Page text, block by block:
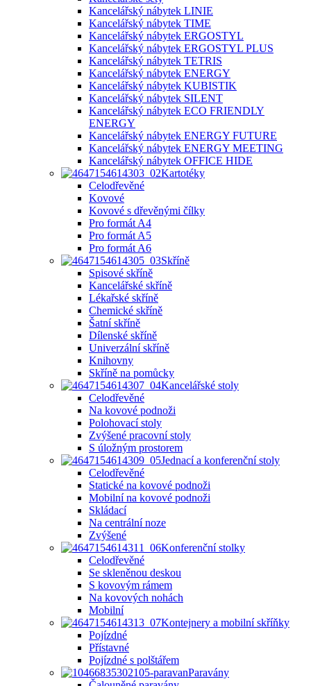
Kancelářský nábytek LINIE
Kancelářský nábytek TIME
Kancelářský nábytek ERGOSTYL
Kancelářský nábytek ERGOSTYL PLUS
Kancelářský nábytek TETRIS
Kancelářský nábytek ENERGY
Kancelářský nábytek KUBISTIK
Kancelářský nábytek SILENT
Kancelářský nábytek ECO FRIENDLY
ENERGY
Kancelářský nábytek ENERGY FUTURE
Kancelářský nábytek ENERGY MEETING
Kancelářský nábytek OFFICE HIDE
Kartotéky
Celodřevěné
Kovové
Kovové s dřevěnými čílky
Pro formát A4
Pro formát A5
Pro formát A6
Skříně
Spisové skříně
Kancelářské skříně
Lékařské skříně
Chemické skříně
Šatní skříně
Dílenské skříně
Univerzální skříně
Knihovny
Skříně na pomůcky
Kancelářské stoly
Celodřevěné
Na kovové podnoži
Polohovací stoly
Zvýšené pracovní stoly
S úložným prostorem
Jednací a konferenční stoly
Celodřevěné
Statické na kovové podnoži
Mobilní na kovové podnoži
Skládací
Na centrální noze
Zvýšené
Konferenční stolky
Celodřevěné
Se skleněnou deskou
S kovovým rámem
Na kovových nohách
Mobilní
Kontejnery a mobilní skříňky
Pojízdné
Přístavné
Pojízdné s polštářem
Paravány